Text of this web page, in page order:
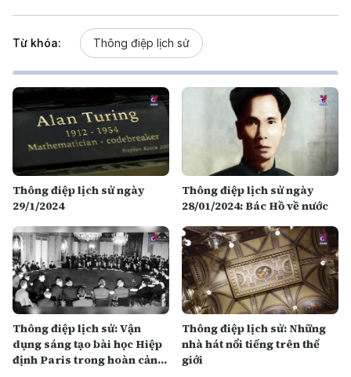
Từ khóa: Thông điệp lịch sử
Thông điệp lịch sử ngày
29/1/2024
Thông điệp lịch sử ngày
28/01/2024: Bác Hồ về nước
Thông điệp lịch sử: Vận
dụng sáng tạo bài học Hiệp
định Paris trong hoàn cảnh
Thông điệp lịch sử: Những
nhà hát nổi tiếng trên thế
giới